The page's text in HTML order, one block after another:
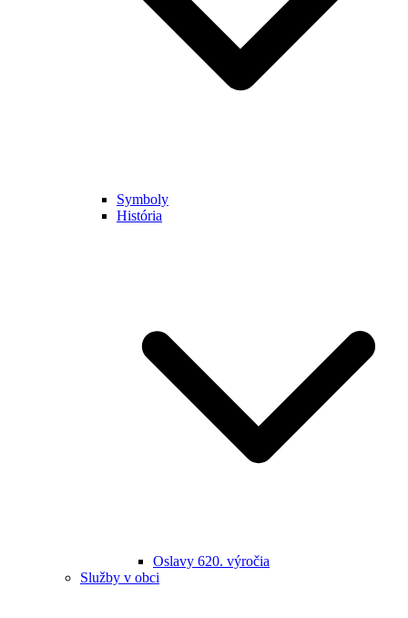
Symboly
História
Oslavy 620. výročia
Služby v obci